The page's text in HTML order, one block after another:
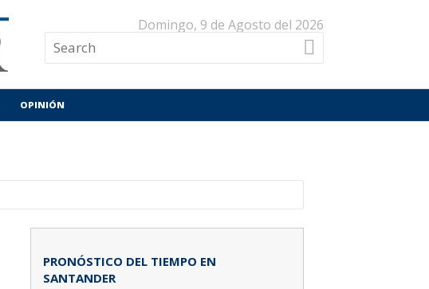
Domingo, 9 de Agosto del 2026
OPINIÓN
PRONÓSTICO DEL TIEMPO EN
SANTANDER